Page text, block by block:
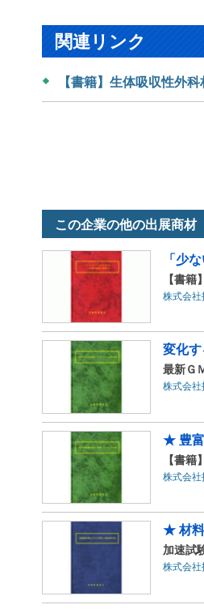
関連リンク
【書籍】生体吸収性外
この企業の他の出展商材
「少
【書
株式会社
変化
最新Ｇ
株式会社
★ 豊富
【書
株式会社
★ 材料
加速試
株式会社